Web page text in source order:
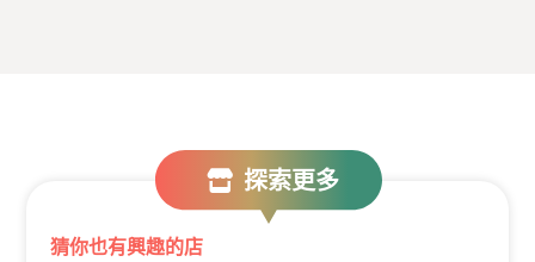
探索更多
猜你也有興趣的店